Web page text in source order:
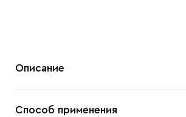
Описание
Способ применения